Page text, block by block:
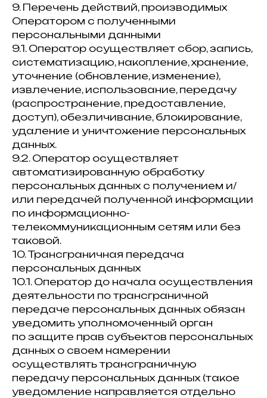
9. Перечень действий, производимых
Оператором с полученными
персональными данными
9.1. Оператор осуществляет сбор, запись,
систематизацию, накопление, хранение,
уточнение (обновление, изменение),
извлечение, использование, передачу
(распространение, предоставление,
доступ), обезличивание, блокирование,
удаление и уничтожение персональных
данных.
9.2. Оператор осуществляет
автоматизированную обработку
персональных данных с получением и/
или передачей полученной информации
по информационно-
телекоммуникационным сетям или без
таковой.
10. Трансграничная передача
персональных данных
10.1. Оператор до начала осуществления
деятельности по трансграничной
передаче персональных данных обязан
уведомить уполномоченный орган
по защите прав субъектов персональных
данных о своем намерении
осуществлять трансграничную
передачу персональных данных (такое
уведомление направляется отдельно